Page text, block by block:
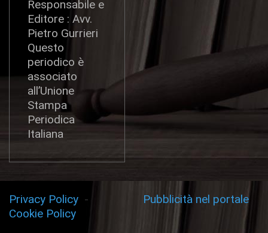
Responsabile e
Editore : Avv.
Pietro Gurrieri
Questo
periodico è
associato
all’Unione
Stampa
Periodica
Italiana
Privacy Policy -
Cookie Policy
Pubblicità nel portale